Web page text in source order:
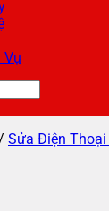
Vụ
Sửa Điện Thoại